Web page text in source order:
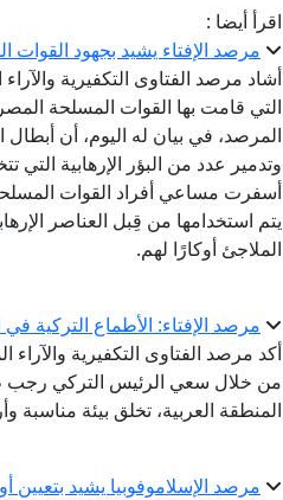
اقرأ أيضا :
مرصد الإفتاء يشيد بجهود القوات
أشاد مرصد الفتاوى التكفيرية والآراء
المرصد، في بيان له اليوم، أن
وتدمير عدد من البؤر الإرهابية التي
الملاجئ أوكارًا لهم.
مرصد الإفتاء: الأطماع التركية
أكد مرصد الفتاوى التكفيرية والآراء
من خلال سعي الرئيس التركي رجب
المنطقة العربية، تخلق بيئة مناسبة
مرصد الإسلاموفوبيا يشيد